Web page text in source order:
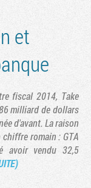
et
fiscal 2014, Take
milliard de dollars
d'avant. La raison
romain : GTA
avoir vendu 32,5